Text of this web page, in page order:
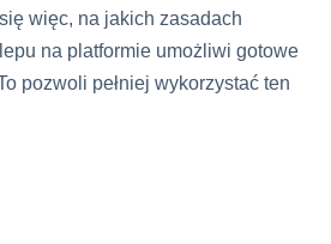
więc, na jakich zasadach
na platformie umożliwi gotowe
pozwoli pełniej wykorzystać ten